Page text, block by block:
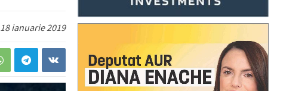
18 ianuarie 2019